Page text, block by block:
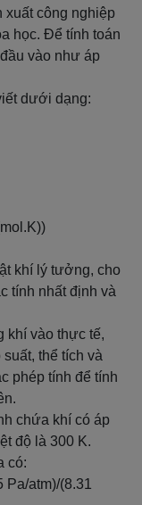
xuất công nghiệp
học. Để tính toán
vào như áp
dưới dạng:
khí lý tưởng, cho
tính nhất định và
khí vào thực tế,
thể tích và
phép tính để tính
chứa khí có áp
độ là 300 K.
có:
atm)/(8.31